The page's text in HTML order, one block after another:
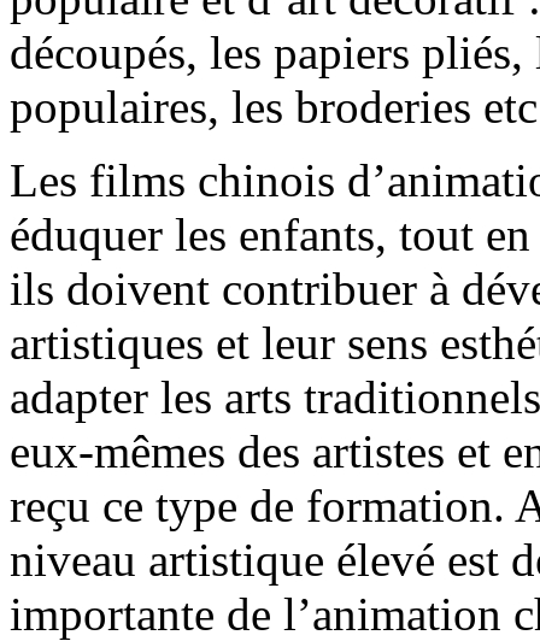
découpés, les papiers
populaires, les broderies
Les films chinois
éduquer les enfants, tout
ils doivent contribuer à
artistiques et leur sens
adapter les arts
eux-mêmes des artistes et
reçu ce type de formation.
niveau artistique élevé est
importante de l’animation